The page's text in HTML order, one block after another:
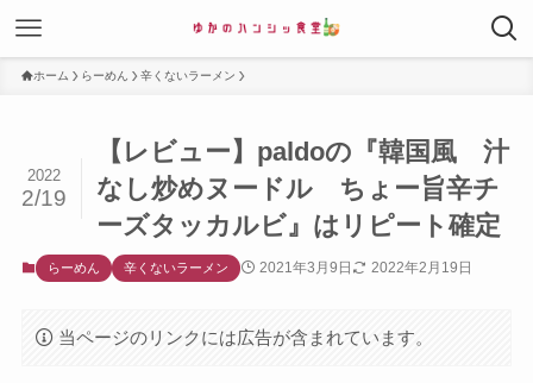
ホーム らーめん 辛くないラーメン
【レビュー】paldoの『韓国風 汁
なし炒めヌードル ちょー旨辛チ
ーズタッカルビ』はリピート確定
2022
2/19
らーめん 辛くないラーメン 2021年3月9日 2022年2月19日
当ページのリンクには広告が含まれています。